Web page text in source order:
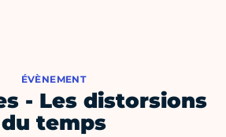
ÉVÈNEMENT
- Les distorsions
du temps